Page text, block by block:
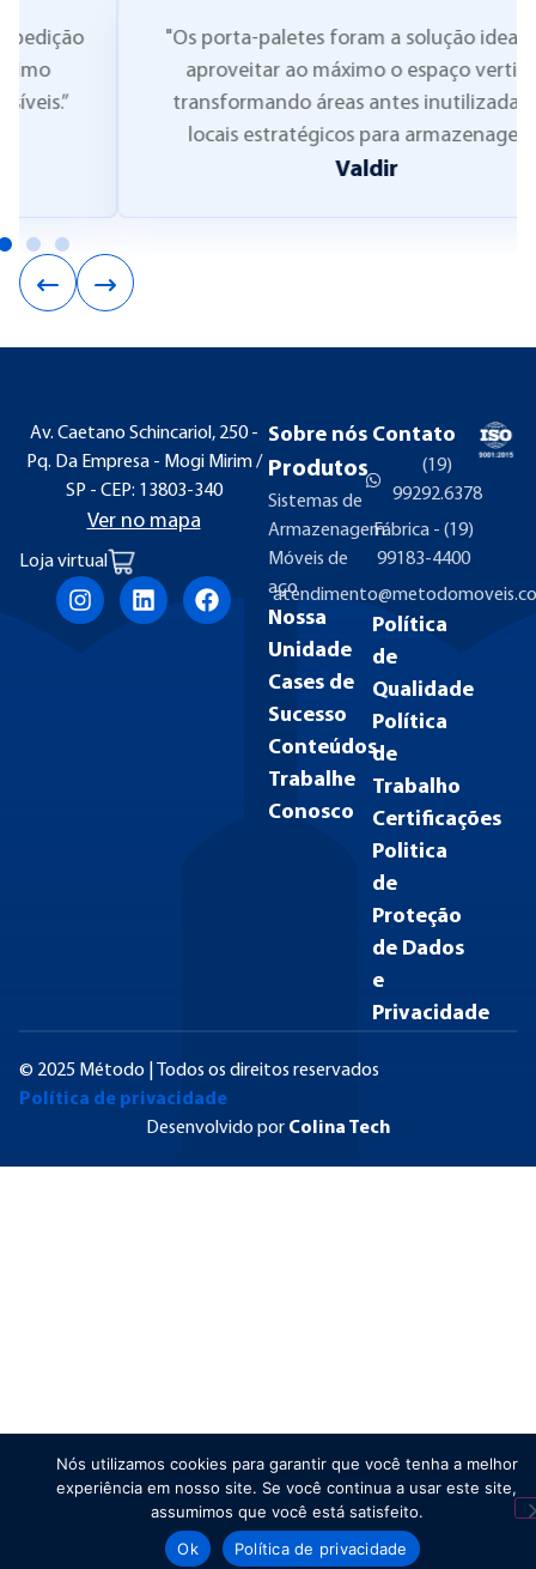
"Os porta-paletes foram a solução ideal para
aproveitar ao máximo o espaço vertical,
transformando áreas antes inutilizadas em
locais estratégicos para armazenagem."
Av. Caetano Schincariol, 250 -
Pq. Da Empresa - Mogi Mirim /
SP - CEP: 13803-340
Ver no mapa
Loja virtual
Sobre nós
Produtos
Sistemas de
Armazenagem
Móveis de
aço
Nossa
Unidade
Cases de
Sucesso
Conteúdos
Trabalhe
Conosco
Contato
(19)
99292.6378
Fábrica - (19)
99183-4400
Política
de
Qualidade
Política
de
Trabalho
Certificações
Politica
de
Proteção
de Dados
e
Privacidade
© 2025 Método | Todos os direitos reservados
Política de privacidade
Desenvolvido por Colina Tech
Nós utilizamos cookies para garantir que você tenha a melhor
experiência em nosso site. Se você continua a usar este site,
assumimos que você está satisfeito.
Ok
Política de privacidade